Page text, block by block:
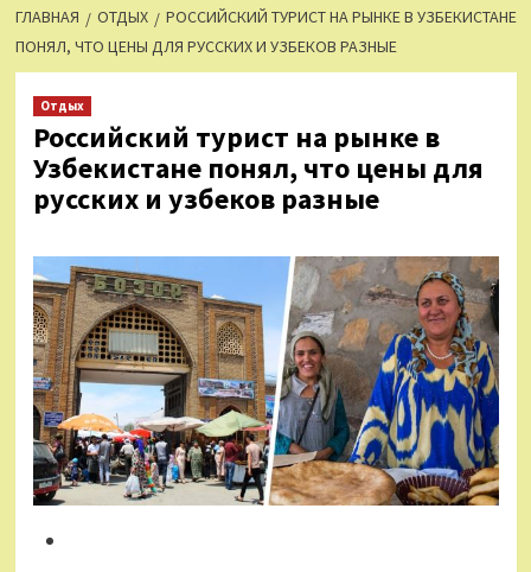
ГЛАВНАЯ ОТДЫХ
РОССИЙСКИЙ ТУРИСТ НА РЫНКЕ В УЗБЕКИСТАНЕ
ПОНЯЛ, ЧТО ЦЕНЫ ДЛЯ РУССКИХ И УЗБЕКОВ РАЗНЫЕ
Отдых
Российский турист на рынке в
Узбекистане понял, что цены для
русских и узбеков разные